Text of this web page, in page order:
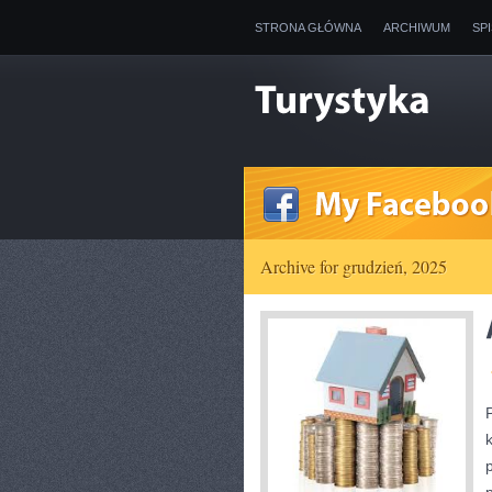
STRONA GŁÓWNA ARCHIWUM
Archive for grudzień, 2025